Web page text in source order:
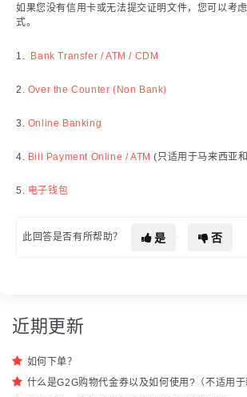
如果您没有信用卡或无法提交证明文件，您可以考
式。
1. Bank Transfer / ATM / CDM
2. Over the Counter (Non Bank)
3. Online Banking
4. Bill Payment Online / ATM (只适用于马来西亚和
5. 电子钱包
此回答是否有所帮助？ 是 否
近期更新
如何下单？
什么是G2G购物代金券以及如何使用?（不适用于